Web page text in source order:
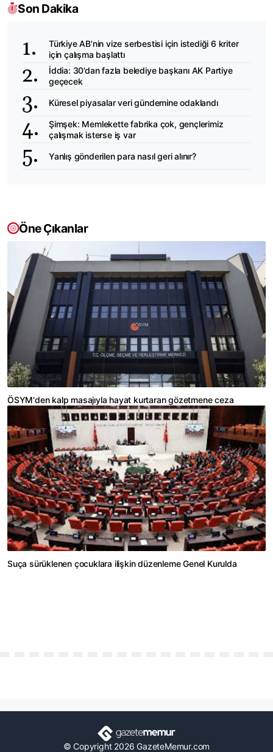
Son Dakika
Türkiye AB'nin vize serbestisi için istediği 6 kriter
için çalışma başlattı
İddia: 30’dan fazla belediye başkanı AK Partiye
geçecek
Küresel piyasalar veri gündemine odaklandı
Şimşek: Memlekette fabrika çok, gençlerimiz
çalışmak isterse iş var
Yanlış gönderilen para nasıl geri alınır?
Öne Çıkanlar
ÖSYM'den kalp masajıyla hayat kurtaran gözetmene ceza
Suça sürüklenen çocuklara ilişkin düzenleme Genel Kurulda
© Copyright 2026 GazeteMemur.com